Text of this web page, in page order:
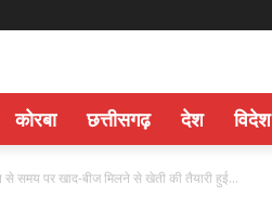
कोरबा छत्तीसगढ़ देश विदेश
से समय पर खाद-बीज मिलने से खेती की तैयारी हुई...